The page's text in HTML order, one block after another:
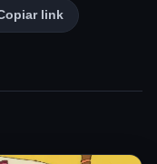
link